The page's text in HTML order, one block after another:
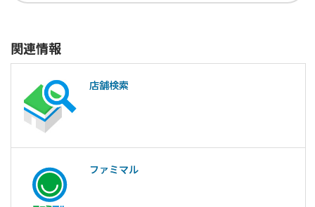
関連情報
店舗検索
ファミマル